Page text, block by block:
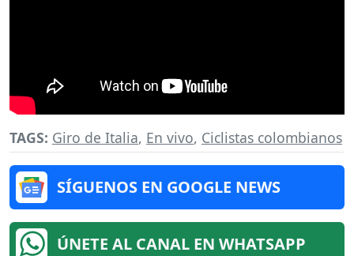
TAGS: Giro de Italia, En vivo, Ciclistas colombianos
SÍGUENOS EN GOOGLE NEWS
ÚNETE AL CANAL EN WHATSAPP